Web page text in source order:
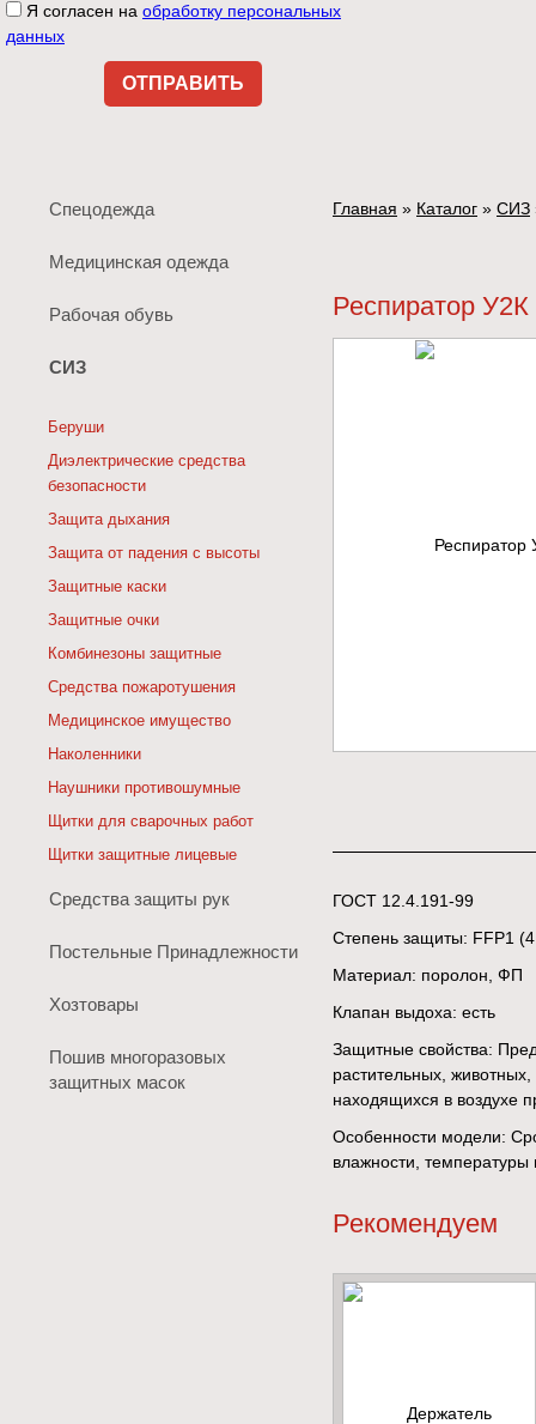
Я согласен на обработку персональных
данных
Спецодежда
Медицинская одежда
Рабочая обувь
СИЗ
Беруши
Диэлектрические средства
безопасности
Защита дыхания
Защита от падения с высоты
Защитные каски
Защитные очки
Комбинезоны защитные
Средства пожаротушения
Медицинское имущество
Наколенники
Наушники противошумные
Щитки для сварочных работ
Щитки защитные лицевые
Средства защиты рук
Постельные Принадлежности
Хозтовары
Пошив многоразовых
защитных масок
Главная » Каталог » СИЗ
Респиратор У2К
ГОСТ 12.4.191-99
Степень защиты: FFP1
Материал: поролон, ФП
Клапан выдоха: есть
Защитные свойства:
растительных,
находящихся в воздухе
Особенности модели:
влажности, температуры
Рекомендуем